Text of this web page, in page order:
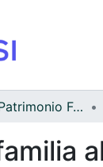
Archivo del Patrimonio Fotográfico y Fílmico del Valle del Cauca